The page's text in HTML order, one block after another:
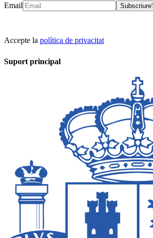
Email
Accepte la política de privacitat
Suport principal